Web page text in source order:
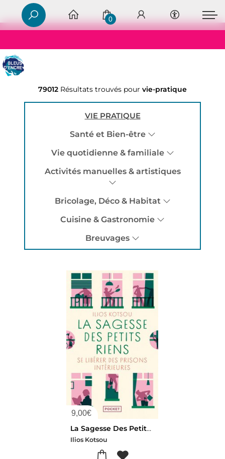
0
79012 Résultats trouvés pour vie-pratique
VIE PRATIQUE
Santé et Bien-être
Vie quotidienne & familiale
Activités manuelles & artistiques
Bricolage, Déco & Habitat
Cuisine & Gastronomie
Breuvages
9,00€
La Sagesse Des Petits Riens : Se Liberer Des Prisons Interieures
Ilios Kotsou